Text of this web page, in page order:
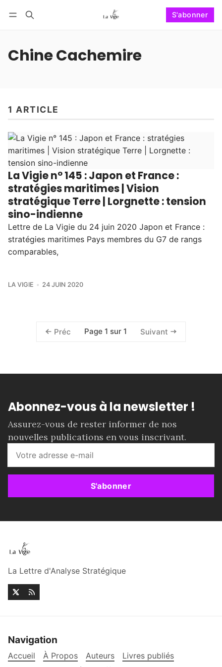
S'abonner
Chine Cachemire
1 ARTICLE
La Vigie n° 145 : Japon et France :
stratégies maritimes | Vision
stratégique Terre | Lorgnette : tension
sino-indienne
Lettre de La Vigie du 24 juin 2020 Japon et France :
stratégies maritimes Pays membres du G7 de rangs
comparables,
LA VIGIE 24 JUIN 2020
Préc Page 1 sur 1 Suivant
Abonnez-vous à la newsletter !
Assurez-vous de rester informer de nos
nouvelles publications en vous inscrivant.
S'abonner
La Lettre d'Analyse Stratégique
Navigation
Accueil À Propos Auteurs
Livres publiés